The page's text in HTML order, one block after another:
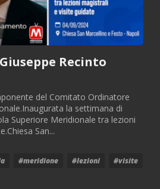
Recinto
del Comitato Ordinatore
la settimana di
Superiore Meridionale tra lezioni
San...
#meridione #lezioni
#visite